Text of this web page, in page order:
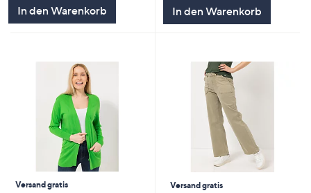
In den Warenkorb In den Warenkorb
Versand gratis
Versand gratis